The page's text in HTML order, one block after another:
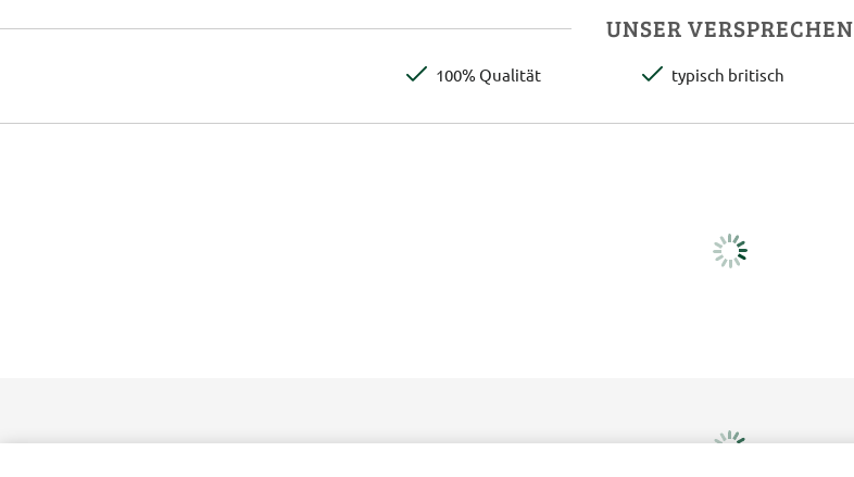
UNSER VERSPRECHEN
100% Qualität typisch britisch